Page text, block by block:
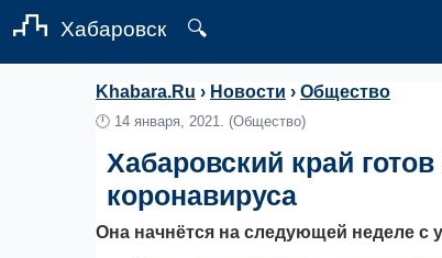
Хабаровск 🔍
Khabara.Ru › Новости › Общество
🕛 14 января, 2021. (Общество)
Хабаровский край
коронавируса
Она начнётся на следующей неделе с